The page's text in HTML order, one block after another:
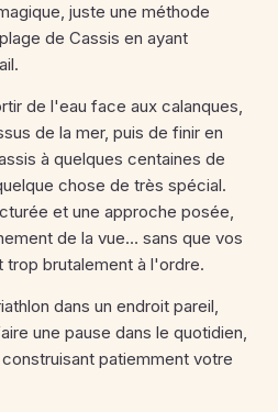
juste une méthode
de Cassis en ayant
de l'eau face aux calanques,
de la mer, puis de finir en
à quelques centaines de
chose de très spécial.
et une approche posée,
de la vue… sans que vos
trop brutalement à l'ordre.
dans un endroit pareil,
une pause dans le quotidien,
patiemment votre